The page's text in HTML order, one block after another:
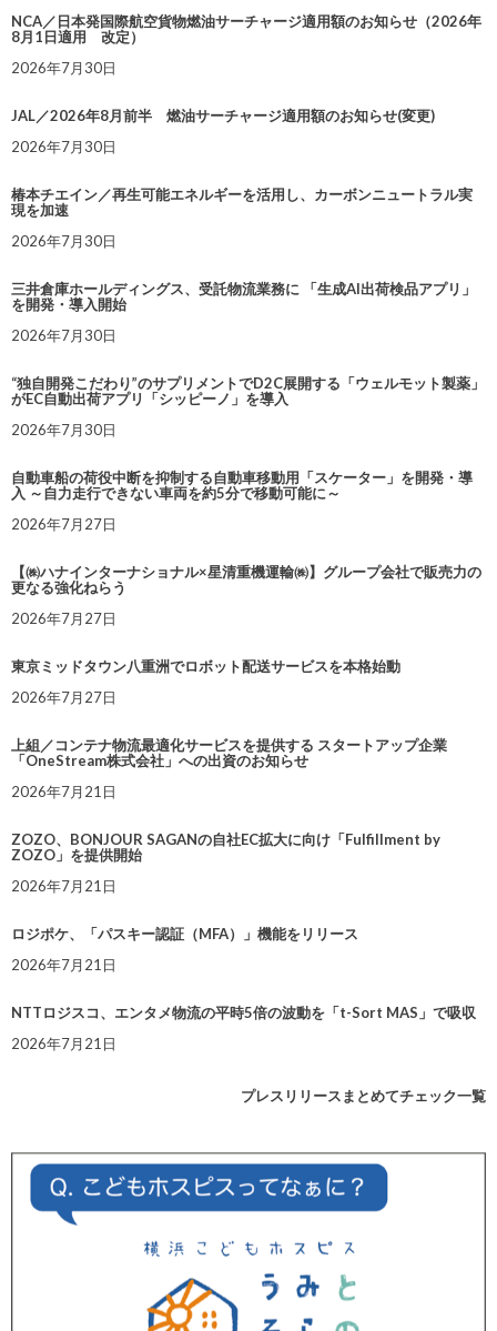
NCA／日本発国際航空貨物燃油サーチャージ適用額のお知らせ（2026年
8月1日適用 改定）
2026年7月30日
JAL／2026年8月前半 燃油サーチャージ適用額のお知らせ(変更)
2026年7月30日
椿本チエイン／再生可能エネルギーを活用し、カーボンニュートラル実
現を加速
2026年7月30日
三井倉庫ホールディングス、受託物流業務に 「生成AI出荷検品アプリ」
を開発・導入開始
2026年7月30日
“独自開発こだわり”のサプリメントでD2C展開する「ウェルモット製薬」
がEC自動出荷アプリ「シッピーノ」を導入
2026年7月30日
自動車船の荷役中断を抑制する自動車移動用「スケーター」を開発・導
入 ～自力走行できない車両を約5分で移動可能に～
2026年7月27日
【㈱ハナインターナショナル×星清重機運輸㈱】グループ会社で販売力の
更なる強化ねらう
2026年7月27日
東京ミッドタウン八重洲でロボット配送サービスを本格始動
2026年7月27日
上組／コンテナ物流最適化サービスを提供する スタートアップ企業
「OneStream株式会社」への出資のお知らせ
2026年7月21日
ZOZO、BONJOUR SAGANの自社EC拡大に向け「Fulfillment by
ZOZO」を提供開始
2026年7月21日
ロジポケ、「パスキー認証（MFA）」機能をリリース
2026年7月21日
NTTロジスコ、エンタメ物流の平時5倍の波動を「t-Sort MAS」で吸収
2026年7月21日
プレスリリースまとめてチェック一覧